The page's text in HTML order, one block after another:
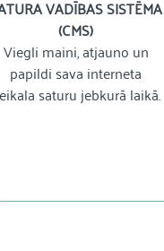
VADĪBAS SISTĒMA
(CMS)
Viegli maini, atjauno un
papildi sava interneta
saturu jebkurā laikā.